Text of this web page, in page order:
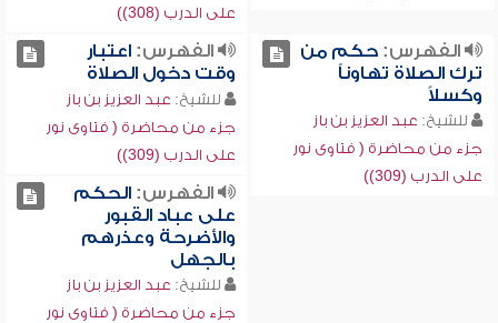
على الدرب (308))
الفهرس:حكم من
ترك الصلاة تهاوناً
وكسلاً
للشيخ: عبد العزيز بن باز
جزء من محاضرة ( فتاوى نور
على الدرب (309))
الفهرس:اعتبار
وقت دخول الصلاة
للشيخ: عبد العزيز بن باز
جزء من محاضرة ( فتاوى نور
على الدرب (309))
الفهرس:الحكم
على عباد القبور
والأضرحة وعذرهم
بالجهل
للشيخ: عبد العزيز بن باز
جزء من محاضرة ( فتاوى نور